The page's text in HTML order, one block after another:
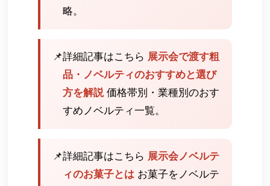
略。
📌詳細記事はこちら 展示会で渡す粗
品・ノベルティのおすすめと選び
方を解説 価格帯別・業種別のおす
すめノベルティ一覧。
📌詳細記事はこちら 展示会ノベルテ
ィのお菓子とは お菓子をノベルテ